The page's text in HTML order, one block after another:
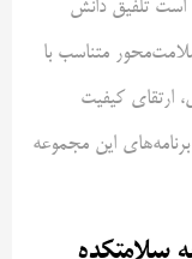
است تلفیق دانش
متناسب با
ارتقای کیفیت
این مجموعه
سلامتکده